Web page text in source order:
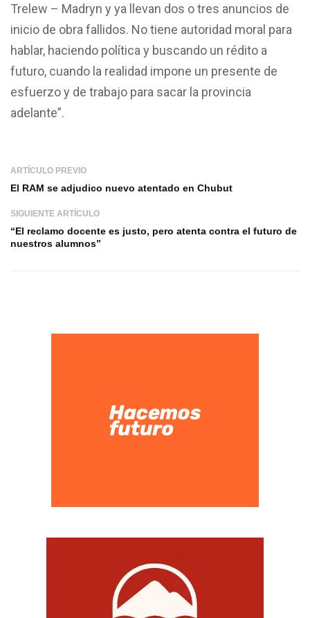
Trelew – Madryn y ya llevan dos o tres anuncios de
inicio de obra fallidos. No tiene autoridad moral para
hablar, haciendo política y buscando un rédito a
futuro, cuando la realidad impone un presente de
esfuerzo y de trabajo para sacar la provincia
adelante”.
ARTÍCULO PREVIO
El RAM se adjudico nuevo atentado en Chubut
SIGUIENTE ARTÍCULO
“El reclamo docente es justo, pero atenta contra el futuro de
nuestros alumnos”